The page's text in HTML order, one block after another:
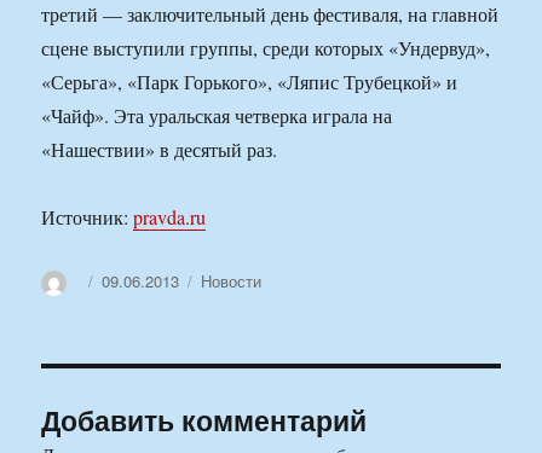
третий — заключительный день фестиваля, на главной
сцене выступили группы, среди которых «Ундервуд»,
«Серьга», «Парк Горького», «Ляпис Трубецкой» и
«Чайф». Эта уральская четверка играла на
«Нашествии» в десятый раз.
Источник:pravda.ru
АвторОпубликовано
09.06.2013 Рубрики
Новости
Добавить комментарий